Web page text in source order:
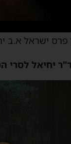
פרס ישראל א.ב
יחיאל לסרי